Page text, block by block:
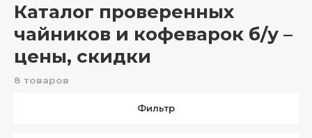
Каталог проверенных
чайников и кофеварок б/у –
цены, скидки
8 товаров
Фильтр